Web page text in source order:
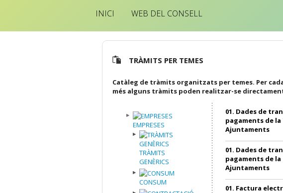
INICI WEB DEL CONSELL
TRÀMITS PER TEMES
Catàleg de tràmits organitzats per temes. Per
més alguns tràmits poden realitzar-se
EMPRESES
TRÀMITS
GENÈRICS
CONSUM
01. Dades de
pagaments de
Ajuntaments
01. Dades de
pagaments de
Ajuntaments
01. Factura